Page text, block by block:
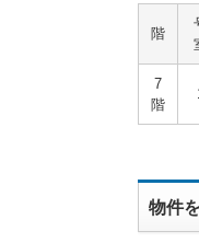
階
7
階
物件